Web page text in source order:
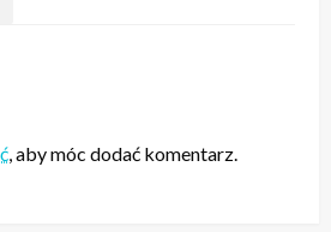
, aby móc dodać komentarz.